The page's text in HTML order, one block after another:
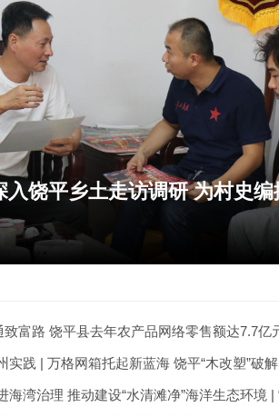
致富路 饶平县去年农产品网络零售额达7.7亿
实践 | 万格网箱托起新蓝海 饶平“木改塑”破
海湾治理 推动建设“水清滩净”海洋生态环境 |